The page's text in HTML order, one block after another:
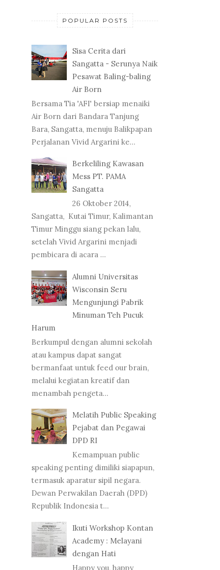
POPULAR POSTS
Sisa Cerita dari
Sangatta - Serunya Naik
Pesawat Baling-baling
Air Born
Bersama Tia 'AFI' bersiap menaiki
Air Born dari Bandara Tanjung
Bara, Sangatta, menuju Balikpapan
Perjalanan Vivid Argarini ke...
Berkeliling Kawasan
Mess PT. PAMA
Sangatta
26 Oktober 2014,
Sangatta, Kutai Timur, Kalimantan
Timur Minggu siang pekan lalu,
setelah Vivid Argarini menjadi
pembicara di acara ...
Alumni Universitas
Wisconsin Seru
Mengunjungi Pabrik
Minuman Teh Pucuk
Harum
Berkumpul dengan alumni sekolah
atau kampus dapat sangat
bermanfaat untuk feed our brain,
melalui kegiatan kreatif dan
menambah pengeta...
Melatih Public Speaking
Pejabat dan Pegawai
DPD RI
Kemampuan public
speaking penting dimiliki siapapun,
termasuk aparatur sipil negara.
Dewan Perwakilan Daerah (DPD)
Republik Indonesia t...
Ikuti Workshop Kontan
Academy : Melayani
dengan Hati
Happy you, happy